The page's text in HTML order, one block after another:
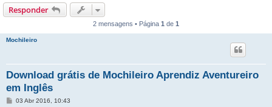
Responder
2 mensagens • Página 1 de 1
Mochileiro
Download grátis de Mochileiro Aprendiz Aventureiro
em Inglês
M03 Abr 2016, 10:43